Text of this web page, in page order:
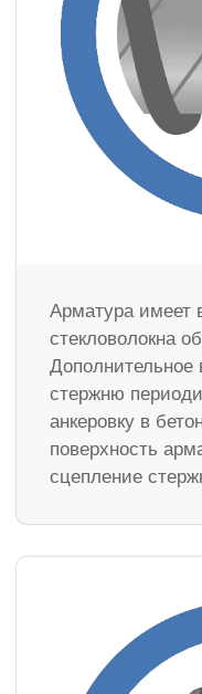
Арматура имеет
стекловолокна
Дополнительное
стержню
анкеровку в
поверхность
сцепление